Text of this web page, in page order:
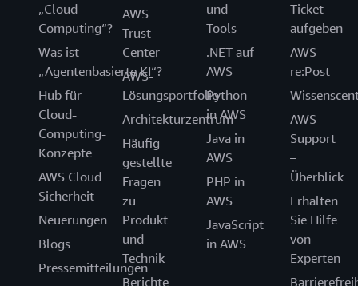
„Cloud
Computing“?
Was ist
„Agentenbasierte KI“?
Hub für
Cloud-
Computing-
Konzepte
AWS Cloud
Sicherheit
Neuerungen
Blogs
Pressemitteilungen
AWS
Trust
Center
AWS-
Lösungsportfolio
Architekturzentrum
Häufig
gestellte
Fragen
zu
Produkt
und
Technik
Berichte
und
Tools
.NET auf
AWS
Python
in AWS
Java in
AWS
PHP in
AWS
JavaScript
in AWS
Ticket
aufgeben
AWS
re:Post
AWS
Support
–
Überblick
Erhalten
Sie Hilfe
von
Experten